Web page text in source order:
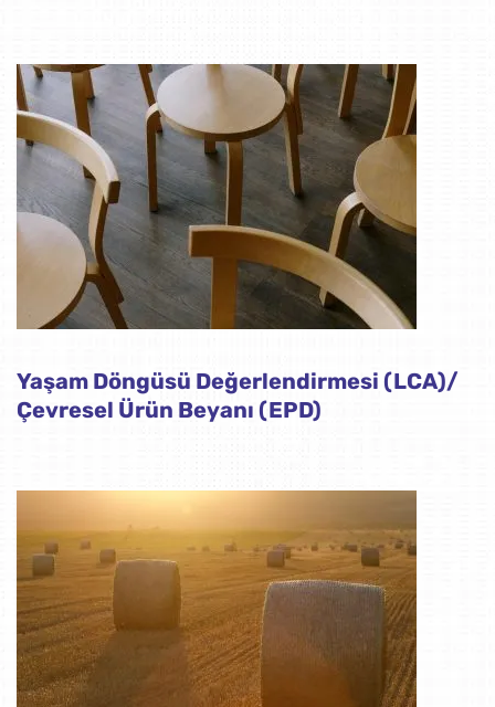
Yaşam Döngüsü Değerlendirmesi (LCA)/
Çevresel Ürün Beyanı (EPD)